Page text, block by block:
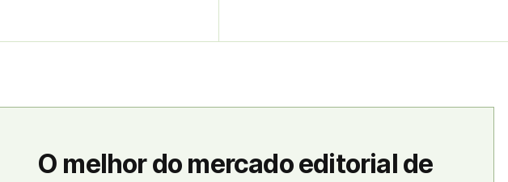
O melhor do mercado editorial de